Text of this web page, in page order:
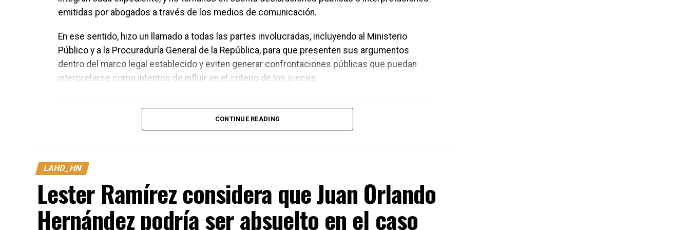
emitidas por abogados a través de los medios de comunicación.
En ese sentido, hizo un llamado a todas las partes involucradas, incluyendo al Ministerio
Público y a la Procuraduría General de la República, para que presenten sus argumentos
dentro del marco legal establecido y eviten generar confrontaciones públicas que puedan
interpretarse como intentos de influir en el criterio de los jueces.
para la unidad del Partido Nacional. Aseguró que los asuntos legales deben resolverse en los
tribunales de justicia, mientras que las diferencias o decisiones de carácter político deberán
discutirse y definirse en el momento que corresponda dentro del proceso electoral.
CONTINUE READING
LAHD_HN
Lester Ramírez considera que Juan Orlando
Hernández podría ser absuelto en el caso